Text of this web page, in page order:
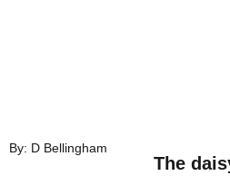
By: D Bellingham